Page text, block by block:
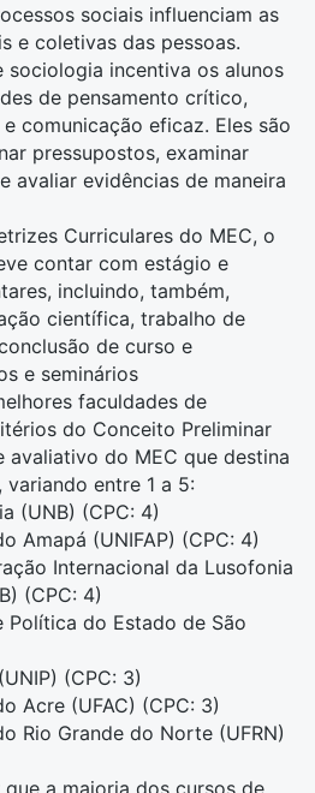
sociais influenciam as
e coletivas das pessoas.
sociologia incentiva os alunos
de pensamento crítico,
comunicação eficaz. Eles são
pressupostos, examinar
avaliar evidências de maneira
Curriculares do MEC, o
contar com estágio e
incluindo, também,
científica, trabalho de
de curso e
e seminários
faculdades de
do Conceito Preliminar
avaliativo do MEC que destina
entre 1 a 5:
(UNB) (CPC: 4)
Amapá (UNIFAP) (CPC: 4)
Internacional da Lusofonia
(CPC: 4)
Política do Estado de São
(CPC: 3)
Acre (UFAC) (CPC: 3)
Rio Grande do Norte (UFRN)
a maioria dos cursos de